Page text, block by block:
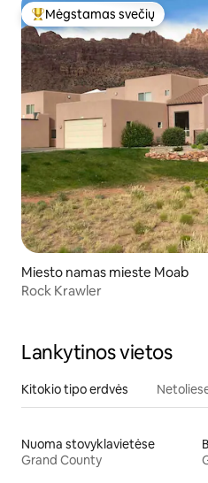
Svečių mėgstamiausias
Mėgstamas svečių
Miesto namas mieste Moab
Rock Krawler
Lankytinos vietos
Kitokio tipo erdvės
Nuoma stovyklavietėse
Grand County